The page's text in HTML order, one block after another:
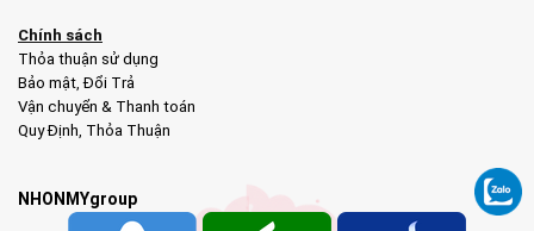
Chính sách
Thỏa thuận sử dụng
Bảo mật,Đổi Trả
Vận chuyển & Thanh toán
Quy Định, Thỏa Thuận
NHONMYgroup